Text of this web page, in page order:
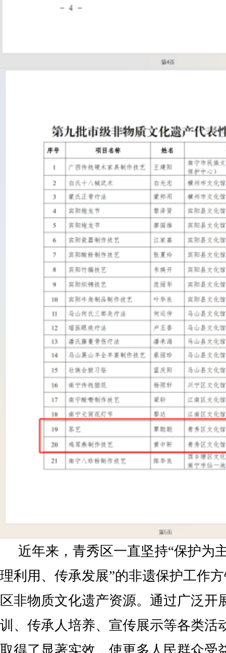
近年来，青秀区一直坚持“保护为
理利用、传承发展”的非遗保护工作
区非物质文化遗产资源。通过广泛开
训、传承人培养、宣传展示等各类活